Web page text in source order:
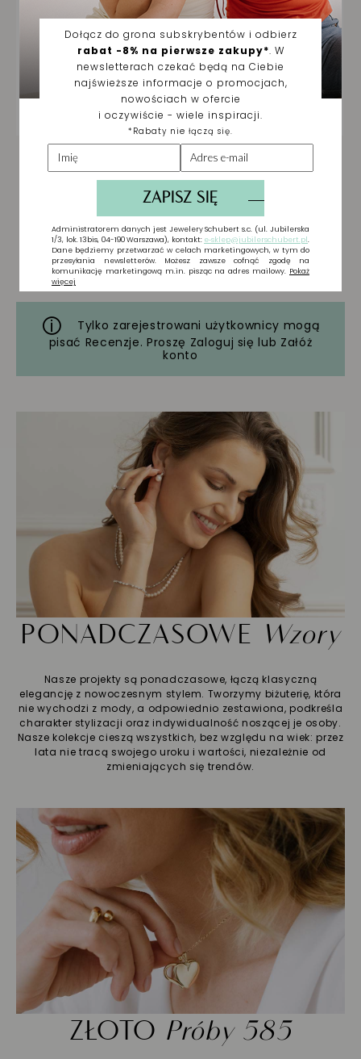
Tylko zarejestrowani użytkownicy mogą
pisać Recenzje. Proszę Zaloguj się lub Załóż
konto
PONADCZASOWE Wzory
Nasze projekty są ponadczasowe, łączą klasyczną
elegancję z nowoczesnym stylem. Tworzymy biżuterię, która
nie wychodzi z mody, a odpowiednio zestawiona, podkreśla
charakter stylizacji oraz indywidualność noszącej je osoby.
Nasze kolekcje cieszą wszystkich, bez względu na wiek: przez
lata nie tracą swojego uroku i wartości, niezależnie od
zmieniających się trendów.
ZŁOTO Próby 585